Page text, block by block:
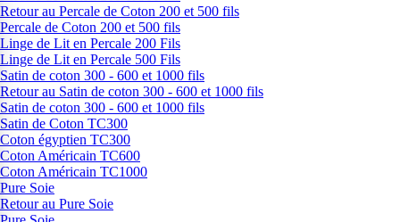
Retour au Percale de Coton 200 et 500 fils
Percale de Coton 200 et 500 fils
Linge de Lit en Percale 200 Fils
Linge de Lit en Percale 500 Fils
Satin de coton 300 - 600 et 1000 fils
Retour au Satin de coton 300 - 600 et 1000 fils
Satin de coton 300 - 600 et 1000 fils
Satin de Coton TC300
Coton égyptien TC300
Coton Américain TC600
Coton Américain TC1000
Pure Soie
Retour au Pure Soie